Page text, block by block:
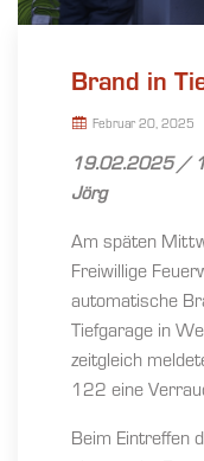
Brand in
Februar 20, 2025
19.02.2025 /
Jörg
Am späten
Freiwillige
automatische
Tiefgarage in
zeitgleich
122 eine
Beim Eintreffen